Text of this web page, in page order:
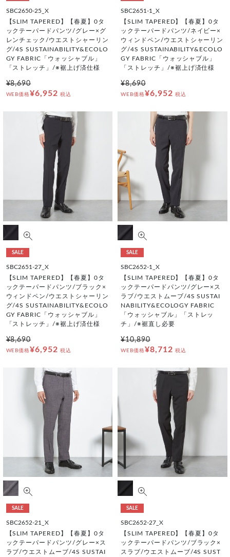
SBC2650-25_X
【SLIM TAPERED】【春夏】0タ
ックテーパードパンツ/グレー×グ
レンチェック/ウエストシャーリン
グ/4S SUSTAINABILITY&ECOLO
GY FABRIC「ウォッシャブル」
「ストレッチ」/※裾上げ済仕様
¥8,690
WEB価格¥6,952 税込
SBC2651-1_X
【SLIM TAPERED】【春夏】0タ
ックテーパードパンツ/ネイビー×
ウィンドペン/ウエストシャーリン
グ/4S SUSTAINABILITY&ECOLO
GY FABRIC「ウォッシャブル」
「ストレッチ」/※裾上げ済仕様
¥8,690
WEB価格¥6,952 税込
SALE
SBC2651-27_X
【SLIM TAPERED】【春夏】0タ
ックテーパードパンツ/ブラック×
ウィンドペン/ウエストシャーリン
グ/4S SUSTAINABILITY&ECOLO
GY FABRIC「ウォッシャブル」
「ストレッチ」/※裾上げ済仕様
¥8,690
WEB価格¥6,952 税込
SALE
SBC2652-1_X
【SLIM TAPERED】【春夏】0タ
ックテーパードパンツ/グレー×ス
ラブ/ウエストムーブ/4S SUSTAI
NABILITY&ECOLOGY FABRIC
「ウォッシャブル」「ストレッ
チ」/※裾直し必要
¥10,890
WEB価格¥8,712 税込
SALE
SBC2652-21_X
【SLIM TAPERED】【春夏】0タ
ックテーパードパンツ/グレー×ス
ラブ/ウエストムーブ/4S SUSTAI
SALE
SBC2652-27_X
【SLIM TAPERED】【春夏】0タ
ックテーパードパンツ/ブラック×
スラブ/ウエストムーブ/4S SUST